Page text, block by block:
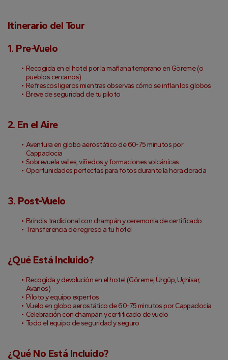
Itinerario del Tour
1. Pre-Vuelo
Recogida en el hotel por la mañana temprano en Göreme (o
pueblos cercanos)
Refrescos ligeros mientras observas cómo se inflan los globos
Breve de seguridad de tu piloto
2. En el Aire
Aventura en globo aerostático de 60-75 minutos por
Cappadocia
Sobrevuela valles, viñedos y formaciones volcánicas
Oportunidades perfectas para fotos durante la hora dorada
3. Post-Vuelo
Brindis tradicional con champán y ceremonia de certificado
Transferencia de regreso a tu hotel
¿Qué Está Incluido?
Recogida y devolución en el hotel (Göreme, Ürgüp, Uçhisar,
Avanos)
Piloto y equipo expertos
Vuelo en globo aerostático de 60-75 minutos por Cappadocia
Celebración con champán y certificado de vuelo
Todo el equipo de seguridad y seguro
¿Qué No Está Incluido?